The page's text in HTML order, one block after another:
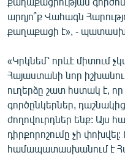
արդյո՞ք Վահագն
քաղաքացի է», -
«Կրկնեմ՝ որևէ միտում
Հայաստանի նոր
ուղերձը շատ հստակ է,
գործընկերներ,
ժողովուրդներ ենք: Այս
դիրքորոշումը չի
համապատասխանում է